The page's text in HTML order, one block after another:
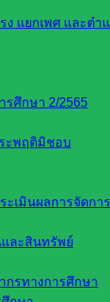
แยกเพศ และตำ
รศึกษา 2/2565
ะพฤติมิชอบ
ะเมินผลการจัดกา
และสินทรัพย์
รทางการศึกษา